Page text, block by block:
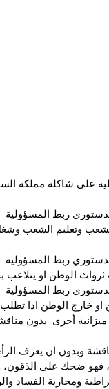
على شاكلة مملكة
ربط المسؤولية
وتعليم الشعب
ربط المسؤولية
الوطن او يتلاعب
ربط المسؤولية
خارج الوطن اذا تطلب
ميزانية أخرى  بدون
وبدون ان يعرف
فهو ضحك على الذقون،
ومحاربة الفساد